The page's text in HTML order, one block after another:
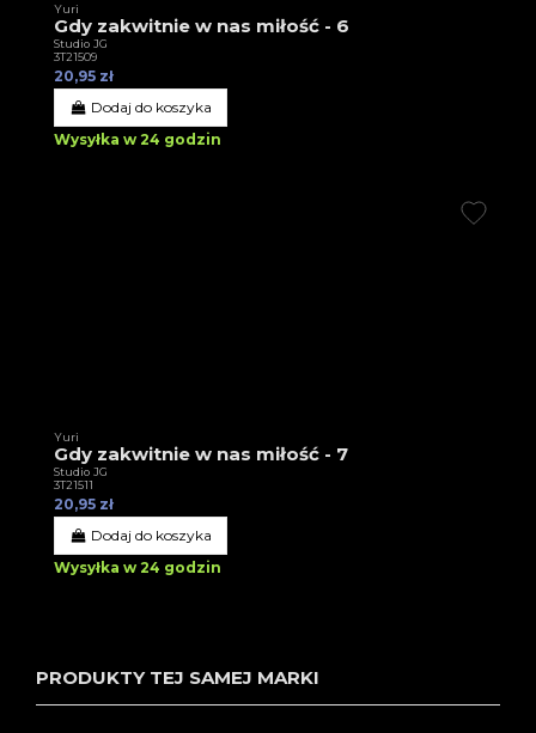
Yuri
Gdy zakwitnie w nas miłość - 6
Studio JG
3T21509
20,95 zł
Dodaj do koszyka
Wysyłka w 24 godzin
Yuri
Gdy zakwitnie w nas miłość - 7
Studio JG
3T21511
20,95 zł
Dodaj do koszyka
Wysyłka w 24 godzin
PRODUKTY TEJ SAMEJ MARKI